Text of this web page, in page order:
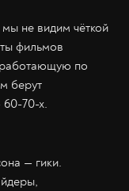
не видим чёткой
фильмов
по
берут
60-70-х.
— гики.